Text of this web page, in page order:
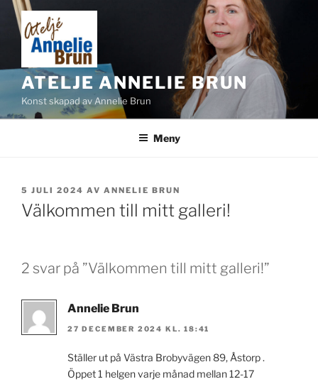
Hoppa
innehåll
ATELJE ANNELIE BRUN
Konst skapad av Annelie Brun
Meny
PUBLICERAT
5 JULI 2024 AV ANNELIE BRUN
Välkommen till mitt galleri!
2 svar på ”Välkommen till mitt galleri!”
Annelie Brun
27 DECEMBER 2024 KL. 18:41
Ställer ut på Västra Brobyvägen 89, Åstorp .
Öppet 1 helgen varje månad mellan 12-17